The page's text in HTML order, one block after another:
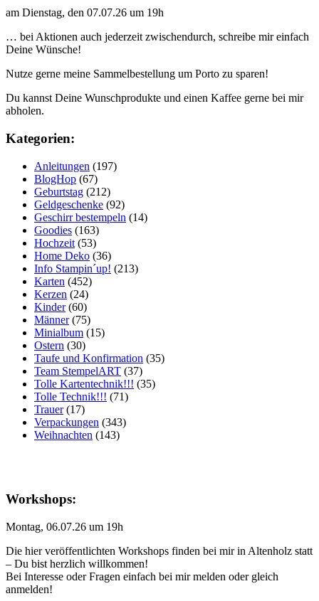
am Dienstag, den 07.07.26 um 19h
… bei Aktionen auch jederzeit zwischendurch, schreibe mir einfach
Deine Wünsche!
Nutze gerne meine Sammelbestellung um Porto zu sparen!
Du kannst Deine Wunschprodukte und einen Kaffee gerne bei mir
abholen.
Kategorien:
Anleitungen (197)
BlogHop (67)
Geburtstag (212)
Geldgeschenke (92)
Geschirr bestempeln (14)
Goodies (163)
Hochzeit (53)
Home Deko (36)
Info Stampin´up! (213)
Karten (452)
Kerzen (24)
Kinder(60)
Männer(75)
Minialbum (15)
Ostern (30)
Taufe und Konfirmation (35)
Team StempelART (37)
Tolle Kartentechnik!!! (35)
Tolle Technik!!! (71)
Trauer(17)
Verpackungen (343)
Weihnachten (143)
Workshops:
Montag, 06.07.26 um 19h
Die hier veröffentlichten Workshops finden bei mir in Altenholz statt
– Du bist herzlich willkommen!
Bei Interesse oder Fragen einfach bei mir melden oder gleich
anmelden!